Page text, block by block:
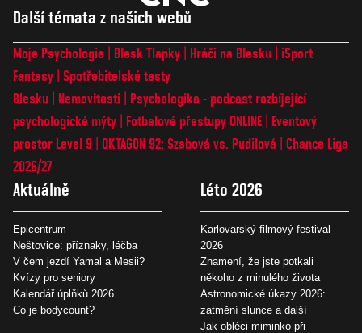
Další témata z našich webů
Moje Psychologie Blesk Tlapky Hráči na Blesku
iSport
Fantasy Spotřebitelské testy
Blesku
Nemovitosti
Psychologika - podcast rozbíjející
psychologické mýty
Fotbalové přestupy ONLINE
Eventový
prostor Level 9 OKTAGON 92: Szabová vs. Pudilová
Chance Liga
2026/27
Aktuálně
Epicentrum
Neštovice: příznaky, léčba
V čem jezdí Yamal a Mesii?
Kvízy pro seniory
Kalendář úplňků 2026
Co je bodycount?
Léto 2026
Karlovarský filmový festival
2026
Znamení, že jste potkali
někoho z minulého života
Astronomické úkazy 2026:
zatmění slunce a další
Jak obléci miminko při